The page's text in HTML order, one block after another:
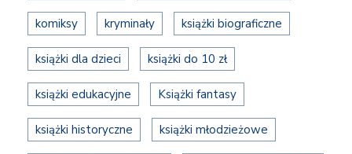
komiksy kryminały książki biograficzne
książki dla dzieci książki do 10 zł
książki edukacyjne Książki fantasy
książki historyczne książki młodzieżowe